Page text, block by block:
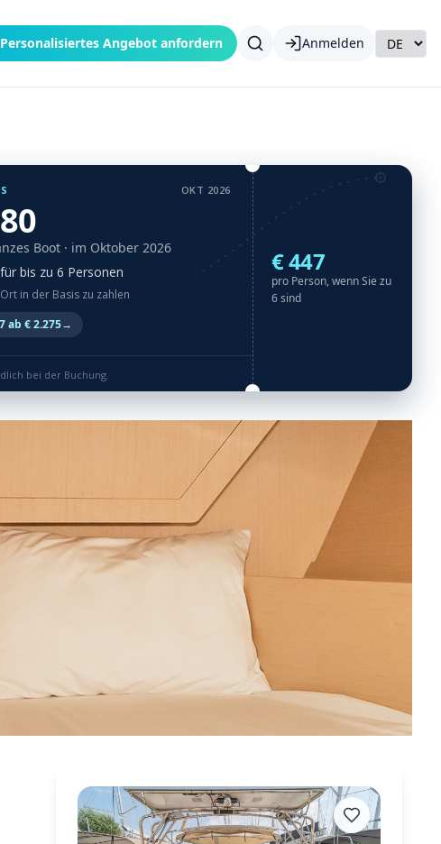
Personalisiertes Angebot anfordern Anmelden
OKT 2026
Boot · im Oktober 2026
bis zu 6 Personen
in der Basis zu zahlen
ab € 2.275→
bei der Buchung.
€ 447
pro Person, wenn Sie zu
6 sind